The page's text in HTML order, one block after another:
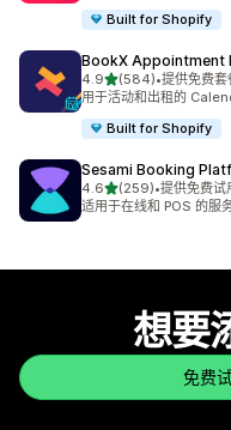
Built for Shopify
BookX Appointment
4.9星（满分 5 星）
(584)
总共 584 条评论
•提供免费套
用于活动和出租的
Built for Shopify
Sesami Booking
4.6星（满分 5 星）
(259)
总共 259 条评论
•提供免费试
适用于在线和 POS 的服
想要
免费